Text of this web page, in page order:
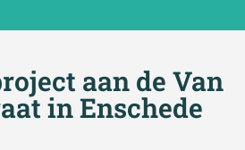
aan de Van
in Enschede